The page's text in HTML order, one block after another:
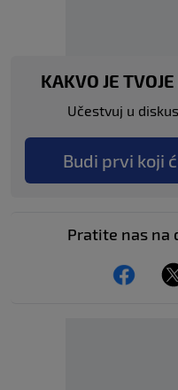
KAKVO JE
Učestvuj u
Budi prvi koji
Pratite nas na